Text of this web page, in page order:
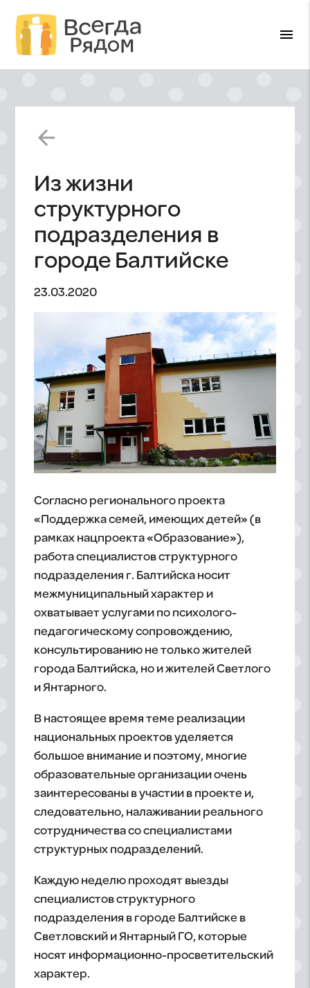
menu
arrow_back
Из жизни
структурного
подразделения в
городе Балтийске
23.03.2020
Согласно регионального проекта
«Поддержка семей, имеющих детей» (в
рамках нацпроекта «Образование»),
работа специалистов структурного
подразделения г. Балтийска носит
межмуниципальный характер и
охватывает услугами по психолого-
педагогическому сопровождению,
консультированию не только жителей
города Балтийска, но и жителей Светлого
и Янтарного.
В настоящее время теме реализации
национальных проектов уделяется
большое внимание и поэтому, многие
образовательные организации очень
заинтересованы в участии в проекте и,
следовательно, налаживании реального
сотрудничества со специалистами
структурных подразделений.
Каждую неделю проходят выезды
специалистов структурного
подразделения в городе Балтийске в
Светловский и Янтарный ГО, которые
носят информационно-просветительский
характер.